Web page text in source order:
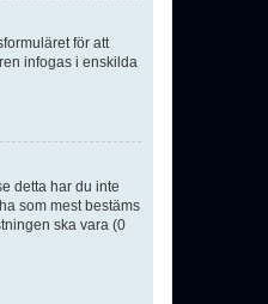
för att
infogas i enskilda
detta har du inte
som mest bestäms
ska vara (0